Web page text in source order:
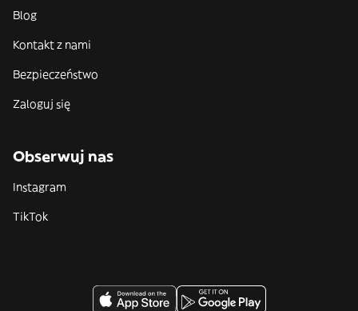
Blog
Kontakt z nami
Bezpieczeństwo
Zaloguj się
Obserwuj nas
Instagram
TikTok